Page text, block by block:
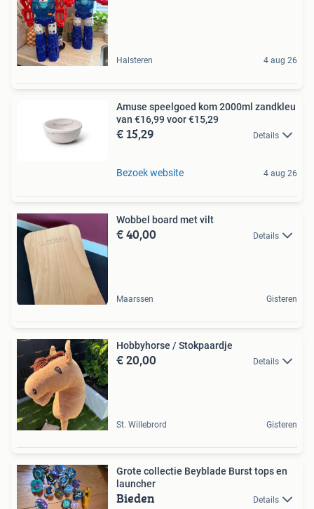
Halsteren 4 aug 26
Amuse speelgoed kom 2000ml zandkleu
van €16,99 voor €15,29
€ 15,29 Details
Bezoek website 4 aug 26
Wobbel board met vilt
€ 40,00 Details
Maarssen Gisteren
Hobbyhorse / Stokpaardje
€ 20,00 Details
St. Willebrord Gisteren
Grote collectie Beyblade Burst tops en
launcher
Bieden Details